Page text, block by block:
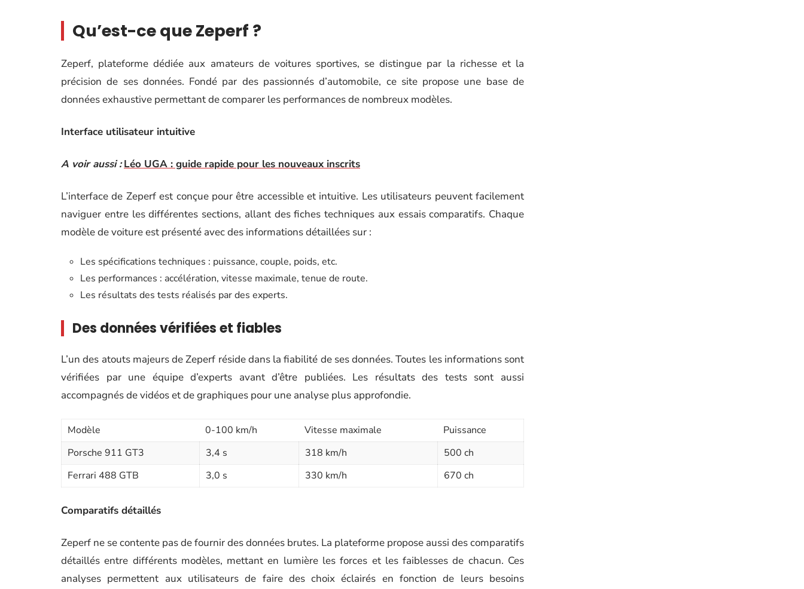
Qu’est-ce que Zeperf ?
Zeperf, plateforme dédiée aux amateurs de voitures sportives, se distingue par la richesse et la
précision de ses données. Fondé par des passionnés d’automobile, ce site propose une base de
données exhaustive permettant de comparer les performances de nombreux modèles.
Interface utilisateur intuitive
A voir aussi : Léo UGA : guide rapide pour les nouveaux inscrits
L’interface de Zeperf est conçue pour être accessible et intuitive. Les utilisateurs peuvent facilement
naviguer entre les différentes sections, allant des fiches techniques aux essais comparatifs. Chaque
modèle de voiture est présenté avec des informations détaillées sur :
Les spécifications techniques : puissance, couple, poids, etc.
Les performances : accélération, vitesse maximale, tenue de route.
Les résultats des tests réalisés par des experts.
Des données vérifiées et fiables
L’un des atouts majeurs de Zeperf réside dans la fiabilité de ses données. Toutes les informations sont
vérifiées par une équipe d’experts avant d’être publiées. Les résultats des tests sont aussi
accompagnés de vidéos et de graphiques pour une analyse plus approfondie.
Modèle 0-100 km/h Vitesse maximale
Puissance
Porsche 911 GT3
3,4 s 318 km/h
500 ch
Ferrari 488 GTB
3,0 s 330 km/h 670 ch
Comparatifs détaillés
Zeperf ne se contente pas de fournir des données brutes. La plateforme propose aussi des comparatifs
détaillés entre différents modèles, mettant en lumière les forces et les faiblesses de chacun. Ces
analyses permettent aux utilisateurs de faire des choix éclairés en fonction de leurs besoins